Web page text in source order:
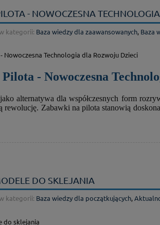
- NOWOCZESNA
kategorii: Baza wiedzy dla zaawansowanych, Baza
- Nowoczesna
alternatywa dla współczesnych form
rewolucję. Zabawki na pilota stanowią
DO SKLEJANIA
kategorii: Baza wiedzy dla początkujących,